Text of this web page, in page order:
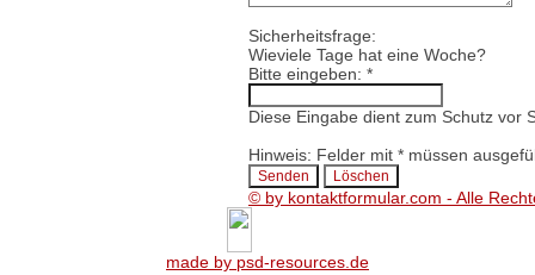
Sicherheitsfrage:
Wieviele Tage hat eine Woche?
Bitte eingeben: *
Diese Eingabe dient zum Schutz vor
Hinweis: Felder mit * müssen
© by kontaktformular.com - Alle
made by psd-resources.de